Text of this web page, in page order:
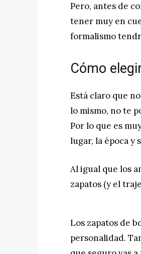
Pero, antes de
tener muy en
formalismo
Cómo
Está claro que
lo mismo, no te
Por lo que es
lugar, la época y
Al igual que los
zapatos (y el
Los zapatos de
personalidad.